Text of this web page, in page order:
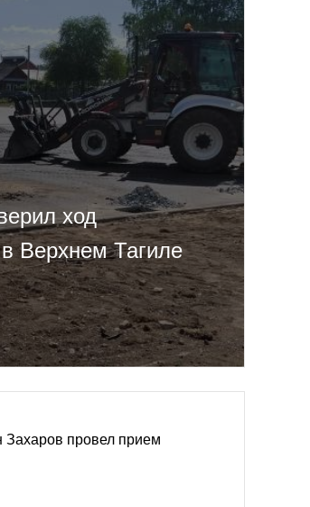
ход
Верхнем Тагиле
Захаров провел прием